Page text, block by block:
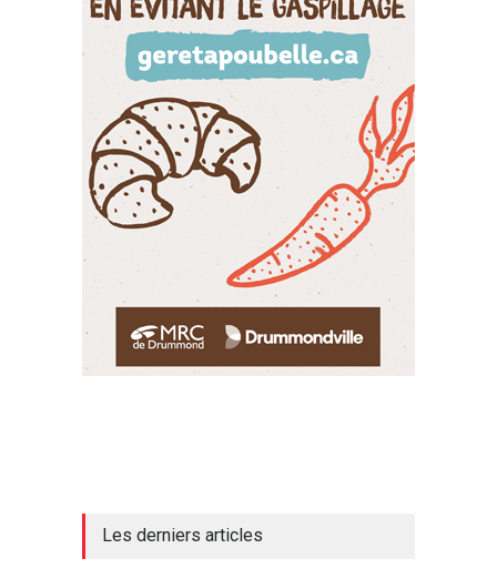
Les derniers articles